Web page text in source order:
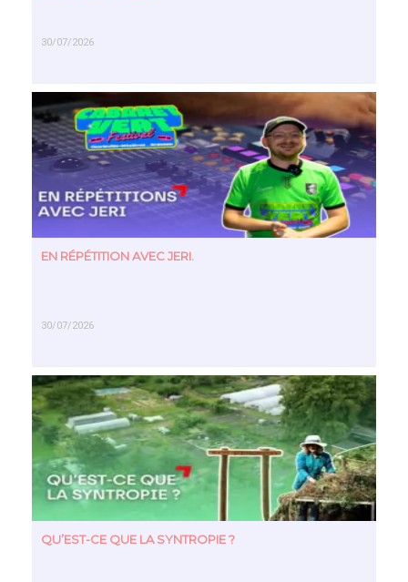
30/07/2026
EN SAVOIR PLUS
EN RÉPÉTITION AVEC JERI.
30/07/2026
EN SAVOIR PLUS
QU’EST-CE QUE LA SYNTROPIE ?